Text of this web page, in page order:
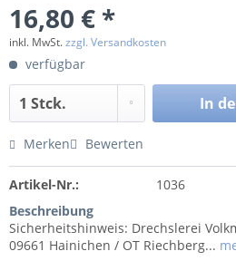
16,80 € *
inkl. MwSt.zzgl. Versandkosten
verfügbar
In
Merken Bewerten
Artikel-Nr.:
1036
Beschreibung
Sicherheitshinweis: Drechslerei
09661 Hainichen / OT Riechberg...